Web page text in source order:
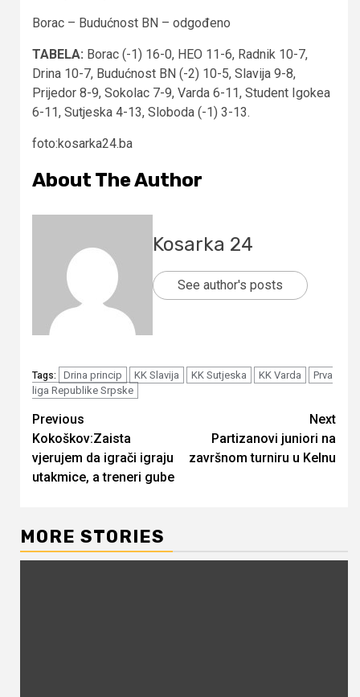
Borac – Budućnost BN – odgođeno
TABELA: Borac (-1) 16-0, HEO 11-6, Radnik 10-7,
Drina 10-7, Budućnost BN (-2) 10-5, Slavija 9-8,
Prijedor 8-9, Sokolac 7-9, Varda 6-11, Student Igokea
6-11, Sutjeska 4-13, Sloboda (-1) 3-13.
foto:kosarka24.ba
About The Author
Kosarka 24
See author's posts
Tags: Drina princip KK Slavija KK Sutjeska KK Varda
Prva
liga Republike Srpske
Continue
Reading
Previous
Kokoškov:Zaista
vjerujem da igrači igraju
utakmice, a treneri gube
Next
Partizanovi juniori na
završnom turniru u Kelnu
MORE STORIES